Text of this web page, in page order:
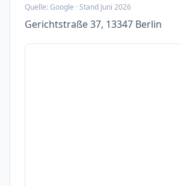
Quelle: Google · Stand Juni 2026
Gerichtstraße 37, 13347 Berlin